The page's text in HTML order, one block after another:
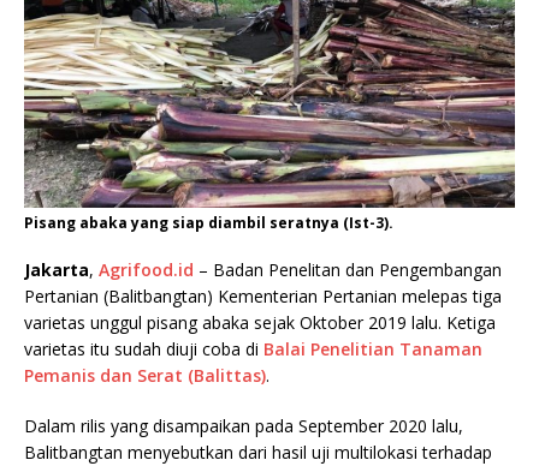
Pisang abaka yang siap diambil seratnya (Ist-3).
Jakarta, Agrifood.id – Badan Penelitan dan Pengembangan
Pertanian (Balitbangtan) Kementerian Pertanian melepas tiga
varietas unggul pisang abaka sejak Oktober 2019 lalu. Ketiga
varietas itu sudah diuji coba di Balai Penelitian Tanaman
Pemanis dan Serat (Balittas).
Dalam rilis yang disampaikan pada September 2020 lalu,
Balitbangtan menyebutkan dari hasil uji multilokasi terhadap